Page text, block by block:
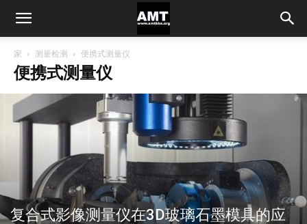
家 测量检测 便携式测量仪
便携式测量仪
复合式影像测量仪在3D玻璃石墨模具的应